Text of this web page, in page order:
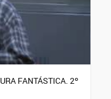
FANTÁSTICA. 2º